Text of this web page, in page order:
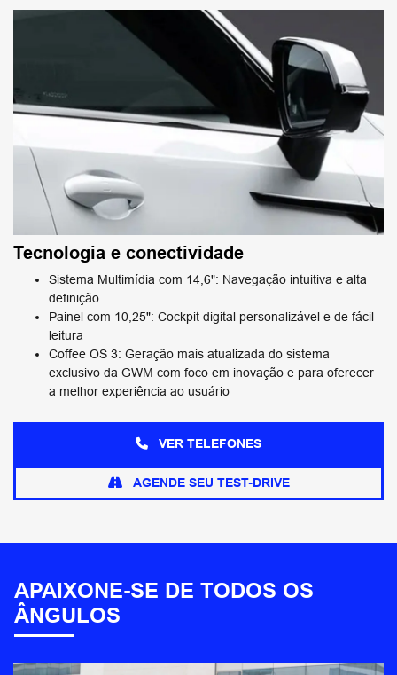
Tecnologia e conectividade
Sistema Multimídia com 14,6": Navegação intuitiva e alta
definição
Painel com 10,25": Cockpit digital personalizável e de fácil
leitura
Coffee OS 3: Geração mais atualizada do sistema
exclusivo da GWM com foco em inovação e para oferecer
a melhor experiência ao usuário
VER TELEFONES
AGENDE SEU TEST-DRIVE
APAIXONE-SE DE TODOS OS
ÂNGULOS